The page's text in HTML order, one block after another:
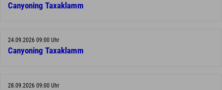
Canyoning Taxaklamm
24.09.2026 09:00 Uhr
Canyoning Taxaklamm
28.09.2026 09:00 Uhr